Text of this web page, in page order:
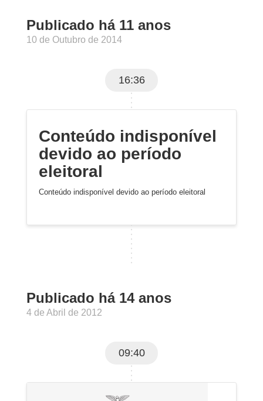
Publicado há 11 anos
10 de Outubro de 2014
16:36
Conteúdo indisponível
devido ao período
eleitoral
Conteúdo indisponível devido ao período eleitoral
Publicado há 14 anos
4 de Abril de 2012
09:40